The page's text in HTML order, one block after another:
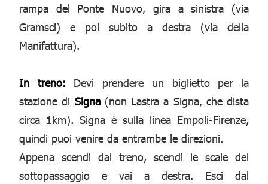
rampa del Ponte Nuovo, gira a sinistra (via
Gramsci) e poi subito a destra (via della
Manifattura).
In treno: Devi prendere un biglietto per la
stazione di Signa(non Lastra a Signa, che dista
circa 1km). Signa è sulla linea Empoli-Firenze,
quindi puoi venire da entrambe le direzioni.
Appena scendi dal treno, scendi le scale del
sottopassaggio e vai a destra. Esci dal